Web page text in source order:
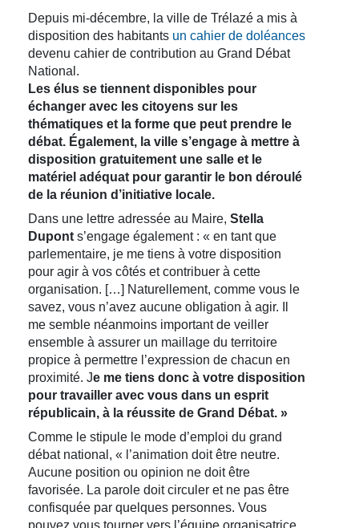
Depuis mi-décembre, la ville de Trélazé a mis à
disposition des habitants un cahier de doléances
devenu cahier de contribution au Grand Débat
National.
Les élus se tiennent disponibles pour
échanger avec les citoyens sur les
thématiques et la forme que peut prendre le
débat. Également, la ville s’engage à mettre à
disposition gratuitement une salle et le
matériel adéquat pour garantir le bon déroulé
de la réunion d’initiative locale.
Dans une lettre adressée au Maire, Stella
Dupont s’engage également : « en tant que
parlementaire, je me tiens à votre disposition
pour agir à vos côtés et contribuer à cette
organisation. […] Naturellement, comme vous le
savez, vous n’avez aucune obligation à agir. Il
me semble néanmoins important de veiller
ensemble à assurer un maillage du territoire
propice à permettre l’expression de chacun en
proximité. Je me tiens donc à votre disposition
pour travailler avec vous dans un esprit
républicain, à la réussite de Grand Débat. »
Comme le stipule le mode d’emploi du grand
débat national, « l’animation doit être neutre.
Aucune position ou opinion ne doit être
favorisée. La parole doit circuler et ne pas être
confisquée par quelques personnes. Vous
pouvez vous tourner vers l’équipe organisatrice